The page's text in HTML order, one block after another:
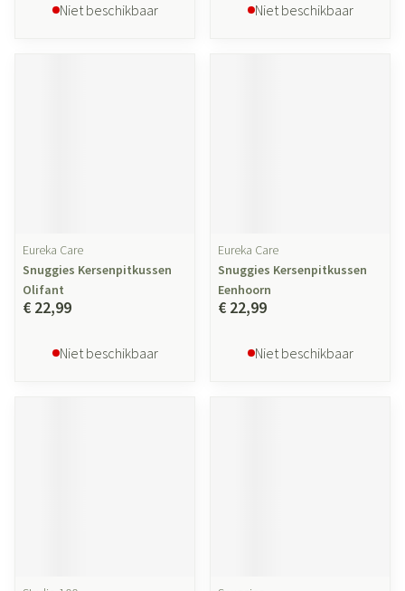
Niet beschikbaar Niet beschikbaar
Eureka Care
Snuggies Kersenpitkussen
Olifant
€ 22,99
Niet beschikbaar
Eureka Care
Snuggies Kersenpitkussen
Eenhoorn
€ 22,99
Niet beschikbaar